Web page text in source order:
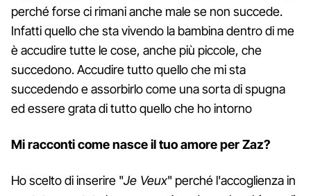
perché forse ci rimani anche male se non succede.
Infatti quello che sta vivendo la bambina dentro di me
è accudire tutte le cose, anche più piccole, che
succedono. Accudire tutto quello che mi sta
succedendo e assorbirlo come una sorta di spugna
ed essere grata di tutto quello che ho intorno
Mi racconti come nasce il tuo amore per Zaz?
Ho scelto di inserire "Je Veux" perché l'accoglienza in